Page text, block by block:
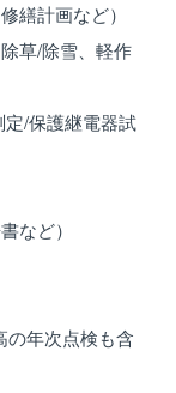
繕計画など）
草/除雪、軽作
/保護継電器試
など）
の年次点検も含